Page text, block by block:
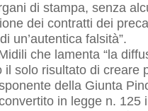
di stampa, senza
dei contratti dei
un’autentica falsità”.
che lamenta “la
solo risultato di creare
della Giunta
in legge n. 125